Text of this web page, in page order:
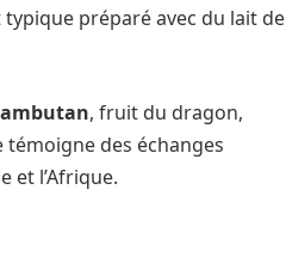
typique préparé avec du lait de
, fruit du dragon,
des échanges
et l’Afrique.